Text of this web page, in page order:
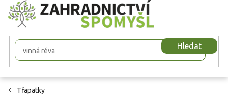
Přejít
na
obsah
Hledat
Třapatky